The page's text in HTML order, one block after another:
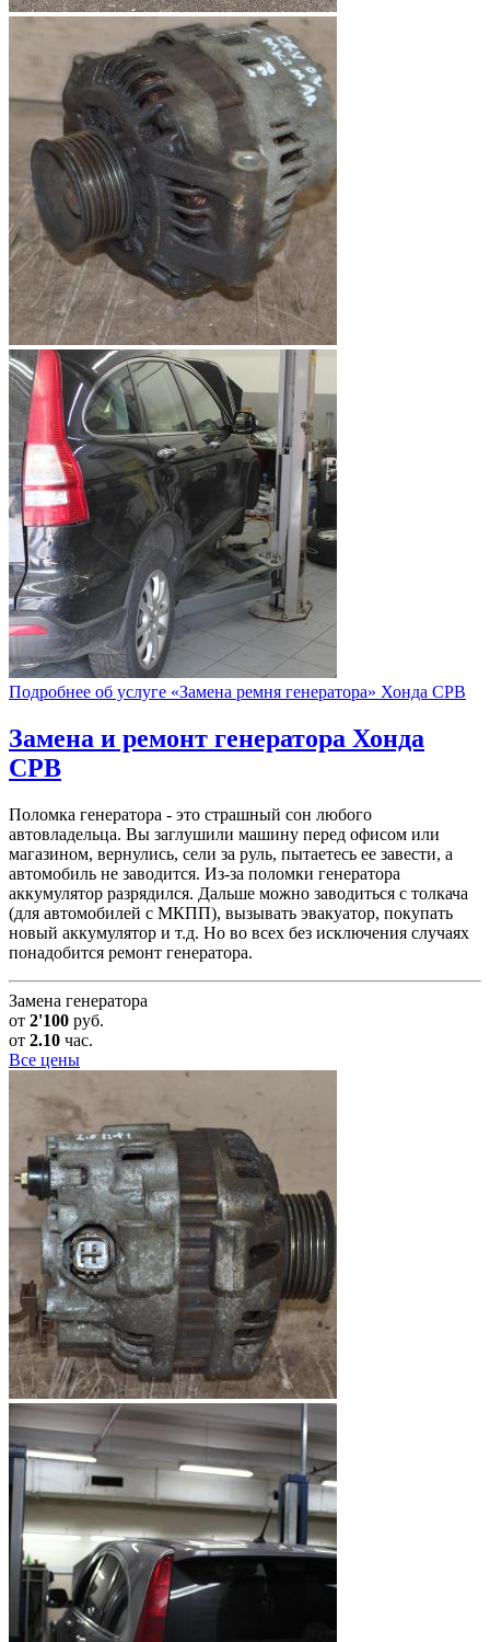
Подробнее об услуге «Замена ремня генератора» Хонда СРВ
Замена и ремонт генератора Хонда
СРВ
Поломка генератора - это страшный сон любого
автовладельца. Вы заглушили машину перед офисом или
магазином, вернулись, сели за руль, пытаетесь ее завести, а
автомобиль не заводится. Из-за поломки генератора
аккумулятор разрядился. Дальше можно заводиться с толкача
(для автомобилей с МКПП), вызывать эвакуатор, покупать
новый аккумулятор и т.д. Но во всех без исключения случаях
понадобится ремонт генератора.
Замена генератора
от 2'100 руб.
от 2.10 час.
Все цены